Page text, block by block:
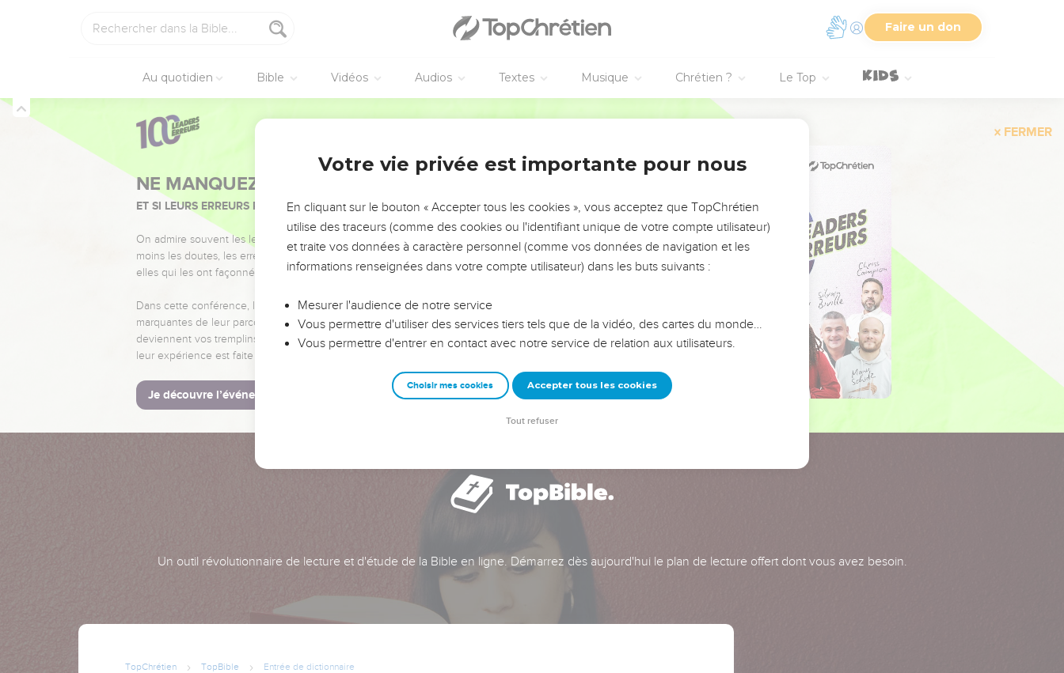
Faire un don
Au quotidien Bible Vidéos Audios Textes Musique Chrétien ? Le Top
FERMER
NE MANQUEZ PAS L’ÉVÉNEMENT DE L’ANNÉE !
ET SI LEURS ERREURS POUVAIENT VOUS ÉVITER LES VOTRES ?
On admire souvent les leaders pour leurs réussites, leur impact, leur foi ou leur vision. Mais on voit
moins les doutes, les erreurs et les saisons difficiles qu'ils ont traversés, alors même que ce sont
elles qui les ont façonnés.
Dans cette conférence, leaders, entrepreneurs, et responsables reviennent sur les erreurs
marquantes de leur parcours et les clés pour avancer avec plus de sagesse afin que leurs erreurs
deviennent vos tremplins. Que vous guidiez un ministère, une équipe, un groupe ou une famille,
leur expérience est faite pour vous.
Je découvre l’événement
Un outil révolutionnaire de lecture et d'étude de la Bible en ligne. Démarrez dès aujourd'hui le plan de lecture offert dont vous avez besoin.
TopChrétien TopBible Entrée de dictionnaire
Votre vie privée est importante pour nous
En cliquant sur le bouton « Accepter tous les cookies », vous acceptez que TopChrétien
utilise des traceurs (comme des cookies ou l'identifiant unique de votre compte utilisateur)
et traite vos données à caractère personnel (comme vos données de navigation et les
informations renseignées dans votre compte utilisateur) dans les buts suivants :
Mesurer l'audience de notre service
Vous permettre d'utiliser des services tiers tels que de la vidéo, des cartes du monde…
Vous permettre d'entrer en contact avec notre service de relation aux utilisateurs.
Choisir mes cookies Accepter tous les cookies
Tout refuser